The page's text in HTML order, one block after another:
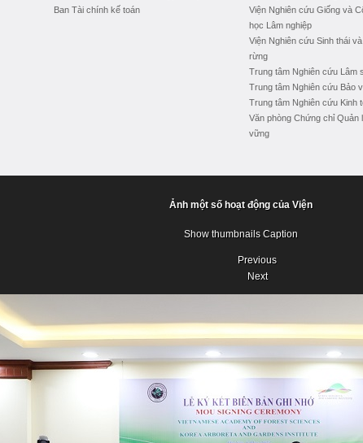
Ban Tài chính kế toán
Viện Nghiên cứu Giống và
học Lâm nghiệp
Viện Nghiên cứu Sinh thái
rừng
Trung tâm Nghiên cứu Lâm
Trung tâm Nghiên cứu Bảo
Trung tâm Nghiên cứu Kinh
Văn phòng Chứng chỉ Quản
vững
Ảnh một số hoạt động của Viện
Show thumbnails Caption
Previous
Next